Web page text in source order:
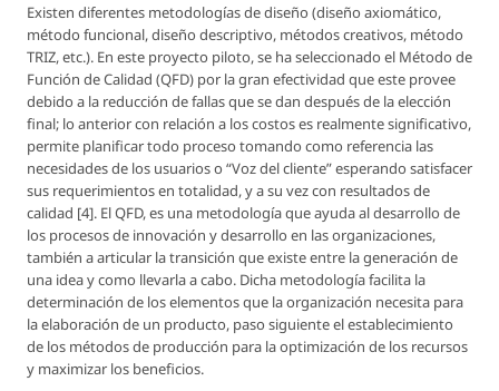
Existen diferentes metodologías de diseño (diseño axiomático,
método funcional, diseño descriptivo, métodos creativos, método
TRIZ, etc.). En este proyecto piloto, se ha seleccionado el Método de
Función de Calidad (QFD) por la gran efectividad que este provee
debido a la reducción de fallas que se dan después de la elección
final; lo anterior con relación a los costos es realmente significativo,
permite planificar todo proceso tomando como referencia las
necesidades de los usuarios o “Voz del cliente” esperando satisfacer
sus requerimientos en totalidad, y a su vez con resultados de
calidad [4]. El QFD, es una metodología que ayuda al desarrollo de
los procesos de innovación y desarrollo en las organizaciones,
también a articular la transición que existe entre la generación de
una idea y como llevarla a cabo. Dicha metodología facilita la
determinación de los elementos que la organización necesita para
la elaboración de un producto, paso siguiente el establecimiento
de los métodos de producción para la optimización de los recursos
y maximizar los beneficios.